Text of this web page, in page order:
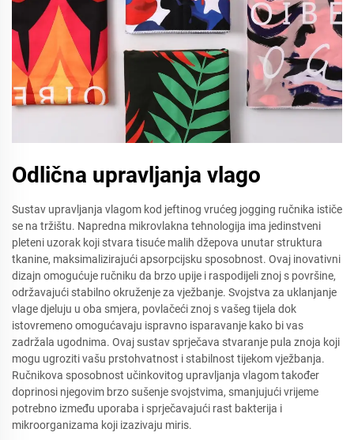
Odlična upravljanja vlago
Sustav upravljanja vlagom kod jeftinog vrućeg jogging ručnika ističe
se na tržištu. Napredna mikrovlakna tehnologija ima jedinstveni
pleteni uzorak koji stvara tisuće malih džepova unutar struktura
tkanine, maksimalizirajući apsorpcijsku sposobnost. Ovaj inovativni
dizajn omogućuje ručniku da brzo upije i raspodijeli znoj s površine,
održavajući stabilno okruženje za vježbanje. Svojstva za uklanjanje
vlage djeluju u oba smjera, povlačeći znoj s vašeg tijela dok
istovremeno omogućavaju ispravno isparavanje kako bi vas
zadržala ugodnima. Ovaj sustav sprječava stvaranje pula znoja koji
mogu ugroziti vašu prstohvatnost i stabilnost tijekom vježbanja.
Ručnikova sposobnost učinkovitog upravljanja vlagom također
doprinosi njegovim brzo sušenje svojstvima, smanjujući vrijeme
potrebno između uporaba i sprječavajući rast bakterija i
mikroorganizama koji izazivaju miris.